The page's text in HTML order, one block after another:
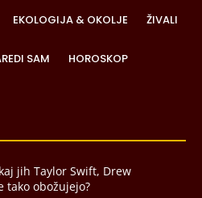
EKOLOGIJA & OKOLJE ŽIVALI
SAM HOROSKOP
jih Taylor Swift, Drew
tako obožujejo?